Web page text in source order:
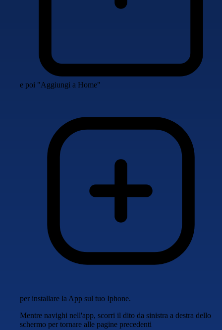
e poi "Aggiungi a Home"
per installare la App sul tuo Iphone.
Mentre navighi nell'app, scorri il dito da sinistra a destra dello
schermo per tornare alle pagine precedenti